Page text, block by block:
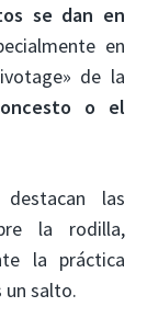
se dan en
en
de la
o el
las
la rodilla,
la práctica
un salto.